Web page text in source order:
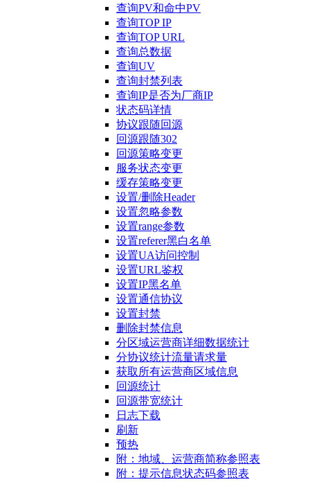
查询PV和命中PV
查询TOP IP
查询TOP URL
查询总数据
查询UV
查询封禁列表
查询IP是否为厂商IP
状态码详情
协议跟随回源
回源跟随302
回源策略变更
服务状态变更
缓存策略变更
设置/删除Header
设置忽略参数
设置range参数
设置referer黑白名单
设置UA访问控制
设置URL鉴权
设置IP黑名单
设置通信协议
设置封禁
删除封禁信息
分区域运营商详细数据统计
分协议统计流量请求量
获取所有运营商区域信息
回源统计
回源带宽统计
日志下载
刷新
预热
附：地域、运营商简称参照表
附：提示信息状态码参照表